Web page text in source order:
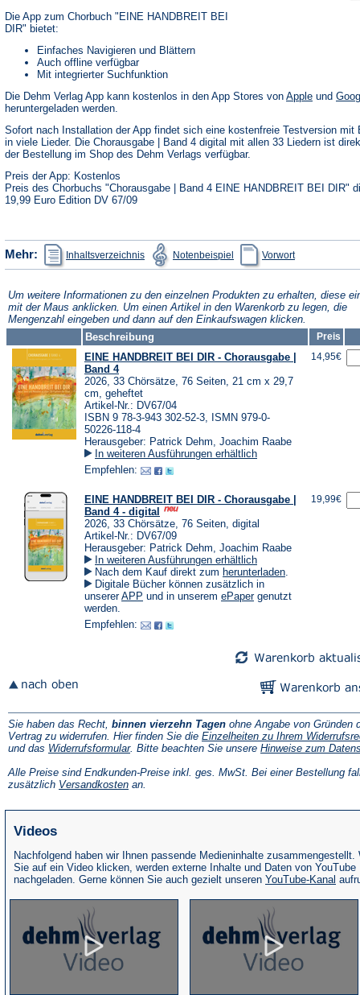
Die App zum Chorbuch "EINE HANDBREIT BEI
DIR" bietet:
Einfaches Navigieren und Blättern
Auch offline verfügbar
Mit integrierter Suchfunktion
Die Dehm Verlag App kann kostenlos in den App Stores von Apple(Öffnet
neuen
Tab)
und
heruntergeladen werden.
Sofort nach Installation der App findet sich eine kostenfreie Testversion mit
in viele Lieder. Die Chorausgabe | Band 4 digital mit allen 33 Liedern ist
der Bestellung im Shop des Dehm Verlags verfügbar.
Preis der App: Kostenlos
Preis des Chorbuchs "Chorausgabe | Band 4 EINE HANDBREIT BEI DIR"
19,99 Euro Edition DV 67/09
Mehr: Inhaltsverzeichnis
(Öffnet
in
einem
Tab)
Notenbeispiel
(Öffnet
in
einem
Tab)
Vorwortin
einem
Tab)
Um weitere Informationen zu den einzelnen Produkten zu erhalten, diese
mit der Maus anklicken. Um einen Artikel in den Warenkorb zu legen, die
Mengenzahl eingeben und dann auf den Einkaufswagen klicken.
Beschreibung
Preis
EINE HANDBREIT BEI DIR - Chorausgabe |
Band 4
2026, 33 Chörsätze, 76 Seiten, 21 cm x 29,7
cm, geheftet
Artikel-Nr.: DV67/04
ISBN 9 78-3-943 302-52-3, ISMN 979-0-
50226-118-4
Herausgeber: Patrick Dehm, Joachim Raabe
In weiteren Ausführungen erhältlich
Empfehlen:
14,95€
EINE HANDBREIT BEI DIR - Chorausgabe |
Band 4 - digital
2026, 33 Chörsätze, 76 Seiten, digital
Artikel-Nr.: DV67/09
Herausgeber: Patrick Dehm, Joachim Raabe
In weiteren Ausführungen erhältlich
Nach dem Kauf direkt zum herunterladen(Öffnet
einem
.
Digitale Bücher können zusätzlich in
unsererAPP (Öffnet
neuen
und in unserem ePaper(Öffnet
genutzt
werden.
Empfehlen:
19,99€
Sie haben das Recht, binnen vierzehn Tagen ohne Angabe von Gründen
Vertrag zu widerrufen. Hier finden Sie die Einzelheiten zu Ihrem
und das Widerrufsformular(Öffnet
einem
neuen
. Bitte beachten Sie unsere Hinweise zum
Alle Preise sind Endkunden-Preise inkl. ges. MwSt. Bei einer Bestellung
zusätzlich Versandkosten(Öffnet
an.
Videos
Nachfolgend haben wir Ihnen passende Medieninhalte zusammengestellt.
Sie auf ein Video klicken, werden externe Inhalte und Daten von YouTube
nachgeladen. Gerne können Sie auch gezielt unseren YouTube-Kanal